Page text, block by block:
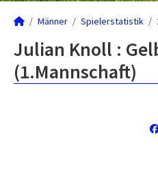
Männer Spielerstatistik
Julian Knoll :
(1.Mannschaft)